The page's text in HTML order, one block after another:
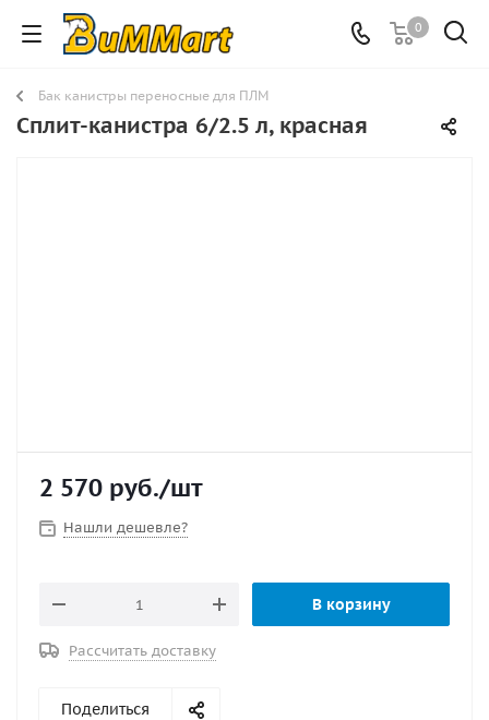
0
Бак канистры переносные для ПЛМ
Сплит-канистра 6/2.5 л, красная
2 570 руб./шт
Нашли дешевле?
В корзину
Рассчитать доставку
Поделиться